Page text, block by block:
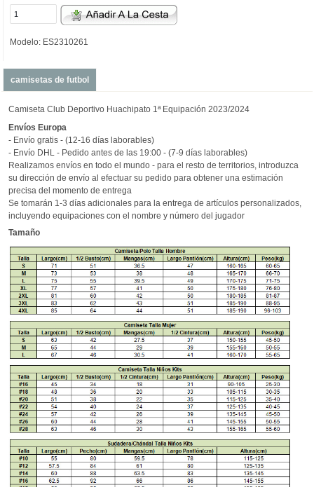
Modelo: ES2310261
camisetas de futbol
Camiseta Club Deportivo Huachipato 1ª Equipación 2023/2024
Envíos Europa
- Envío gratis - (12-16 días laborables)
- Envío DHL - Pedido antes de las 19:00 - (7-9 días laborables)
Realizamos envíos en todo el mundo - para el resto de territorios, introduzca
su dirección de envío al efectuar su pedido para obtener una estimación
precisa del momento de entrega
Se tomarán 1-3 días adicionales para la entrega de artículos personalizados,
incluyendo equipaciones con el nombre y número del jugador
Tamaño